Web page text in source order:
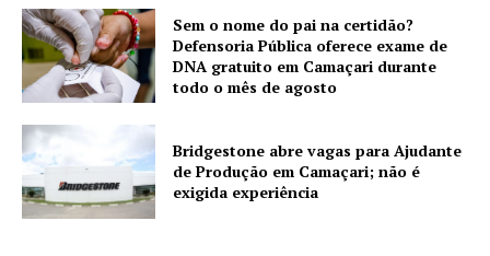
Sem o nome do pai na certidão?
Defensoria Pública oferece exame de
DNA gratuito em Camaçari durante
todo o mês de agosto
Bridgestone abre vagas para Ajudante
de Produção em Camaçari; não é
exigida experiência